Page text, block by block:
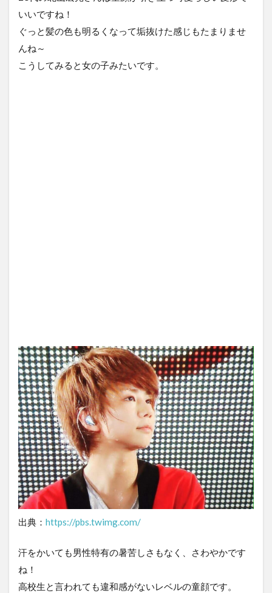
いいですね！
ぐっと髪の色も明るくなって垢抜けた感じもたまりませ
んね～
こうしてみると女の子みたいです。
出典： https://pbs.twimg.com/
汗をかいても男性特有の暑苦しさもなく、さわやかです
ね！
高校生と言われても違和感がないレベルの童顔です。